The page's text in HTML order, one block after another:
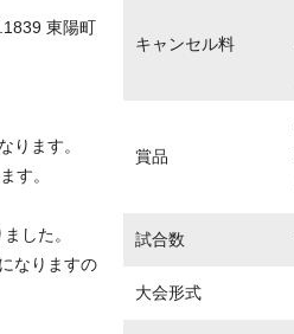
東陽町
ります。
す。
ました。
なりますの
キャンセル料
賞品
試合数
大会形式